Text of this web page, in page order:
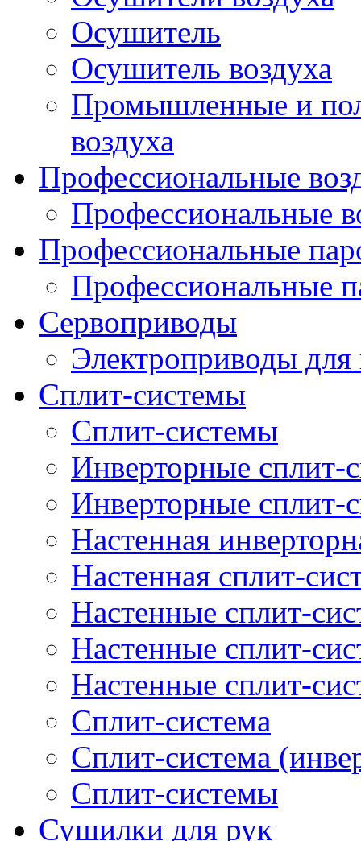
Осушитель
Осушитель воздуха
Промышленные и
воздуха
Профессиональные
Профессиональные
Профессиональные
Профессиональные
Сервоприводы
Электроприводы
Сплит-системы
Cплит-системы
Инверторные сплит-
Инверторные сплит-
Настенная
Настенная сплит-
Настенные сплит-
Настенные сплит-
Настенные сплит-
Сплит-система
Сплит-система
Сплит-системы
Сушилки для рук